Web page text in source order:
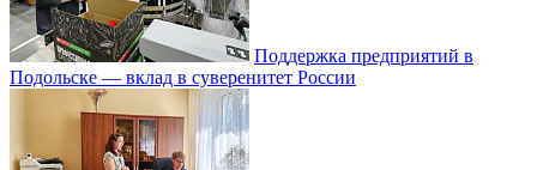
Поддержка предприятий в
Подольске — вклад в суверенитет России